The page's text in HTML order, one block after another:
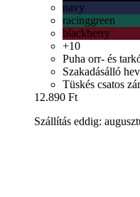
navy
racinggreen
blackberry
+10
Puha orr- és
Szakadásálló
Tüskés csatos zár
12.890 Ft
Szállítás eddig: